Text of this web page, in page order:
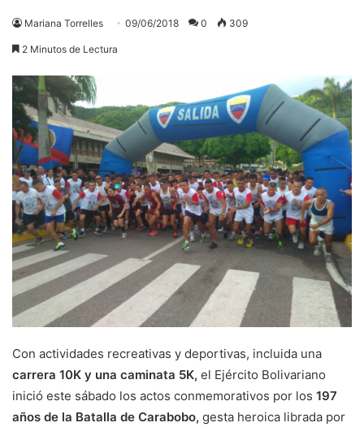
Mariana Torrelles 09/06/2018 0 309
2 Minutos de Lectura
Con actividades recreativas y deportivas, incluida una
carrera 10K y una caminata 5K, el Ejército Bolivariano
inició este sábado los actos conmemorativos por los 197
años de la Batalla de Carabobo, gesta heroica librada por